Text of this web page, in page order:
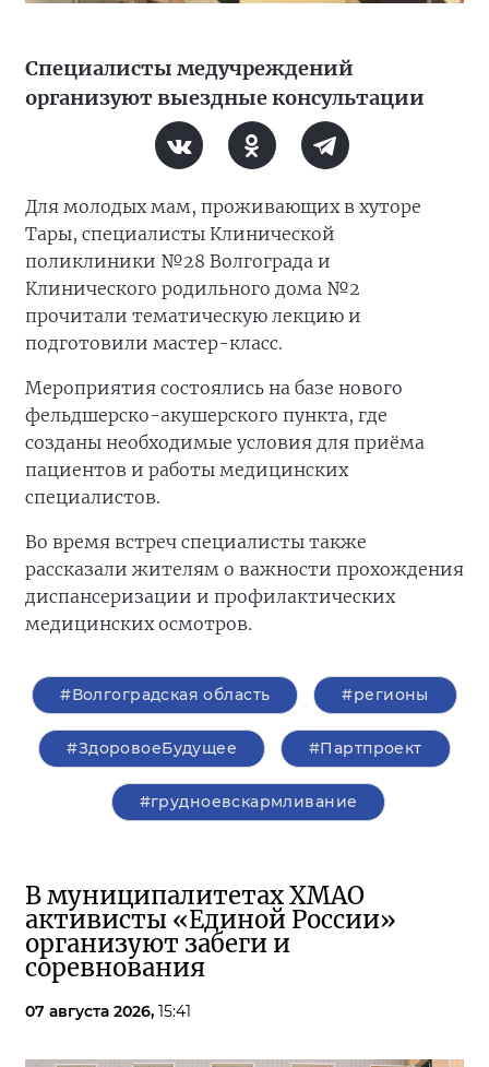
Специалисты медучреждений
организуют выездные консультации
Для молодых мам, проживающих в хуторе
Тары, специалисты Клинической
поликлиники №28 Волгограда и
Клинического родильного дома №2
прочитали тематическую лекцию и
подготовили мастер-класс.
Мероприятия состоялись на базе нового
фельдшерско-акушерского пункта, где
созданы необходимые условия для приёма
пациентов и работы медицинских
специалистов.
Во время встреч специалисты также
рассказали жителям о важности прохождения
диспансеризации и профилактических
медицинских осмотров.
#Волгоградская область #регионы
#ЗдоровоеБудущее #Партпроект
#грудноевскармливание
В муниципалитетах ХМАО
активисты «Единой России»
организуют забеги и
соревнования
07 августа 2026, 15:41